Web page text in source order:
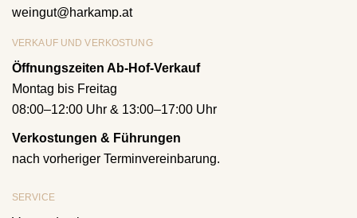
weingut@harkamp.at
VERKAUF UND VERKOSTUNG
Öffnungszeiten Ab-Hof-Verkauf
Montag bis Freitag
08:00–12:00 Uhr & 13:00–17:00 Uhr
Verkostungen & Führungen
nach vorheriger Terminvereinbarung.
SERVICE